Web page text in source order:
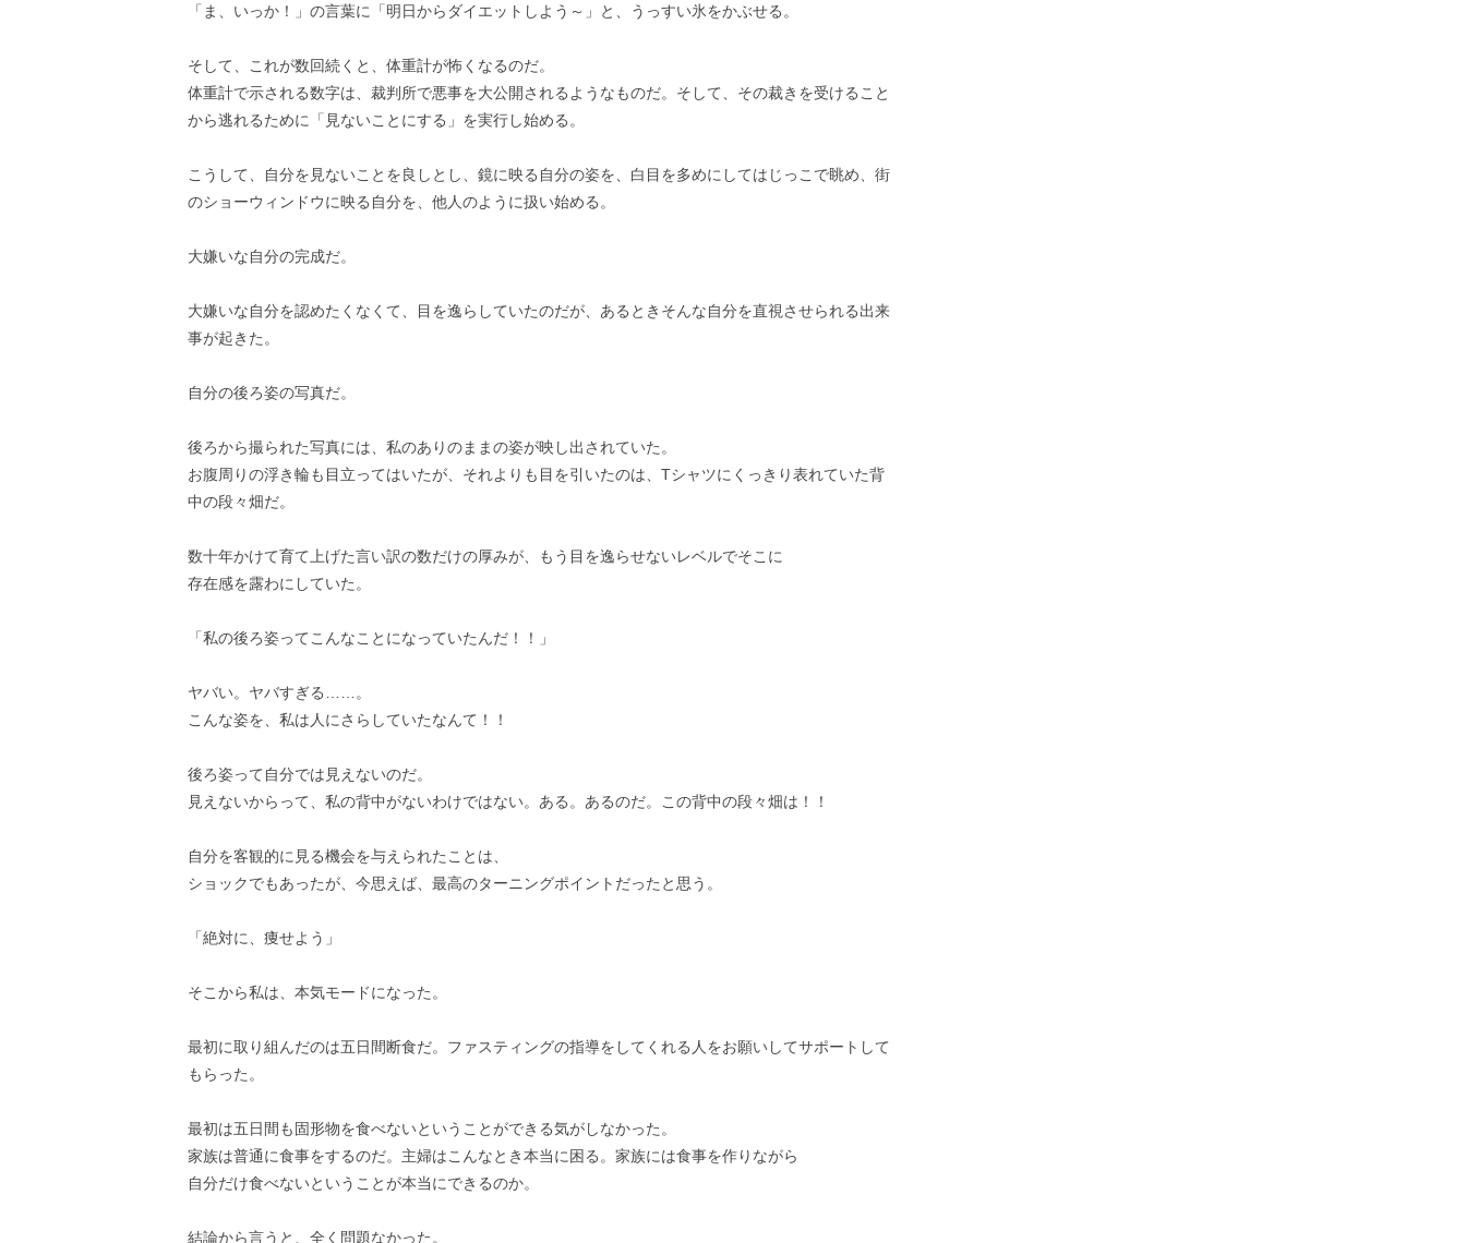
「ま、いっか！」の言葉に「明日からダイエットしよう～」と、うっすい氷をかぶせる。
そして、これが数回続くと、体重計が怖くなるのだ。
体重計で示される数字は、裁判所で悪事を大公開されるようなものだ。そして、その裁きを受けること
から逃れるために「見ないことにする」を実行し始める。
こうして、自分を見ないことを良しとし、鏡に映る自分の姿を、白目を多めにしてはじっこで眺め、街
のショーウィンドウに映る自分を、他人のように扱い始める。
大嫌いな自分の完成だ。
大嫌いな自分を認めたくなくて、目を逸らしていたのだが、あるときそんな自分を直視させられる出来
事が起きた。
自分の後ろ姿の写真だ。
後ろから撮られた写真には、私のありのままの姿が映し出されていた。
お腹周りの浮き輪も目立ってはいたが、それよりも目を引いたのは、Tシャツにくっきり表れていた背
中の段々畑だ。
数十年かけて育て上げた言い訳の数だけの厚みが、もう目を逸らせないレベルでそこに
存在感を露わにしていた。
「私の後ろ姿ってこんなことになっていたんだ！！」
ヤバい。ヤバすぎる……。
こんな姿を、私は人にさらしていたなんて！！
後ろ姿って自分では見えないのだ。
見えないからって、私の背中がないわけではない。ある。あるのだ。この背中の段々畑は！！
自分を客観的に見る機会を与えられたことは、
ショックでもあったが、今思えば、最高のターニングポイントだったと思う。
「絶対に、痩せよう」
そこから私は、本気モードになった。
最初に取り組んだのは五日間断食だ。ファスティングの指導をしてくれる人をお願いしてサポートして
もらった。
最初は五日間も固形物を食べないということができる気がしなかった。
家族は普通に食事をするのだ。主婦はこんなとき本当に困る。家族には食事を作りながら
自分だけ食べないということが本当にできるのか。
結論から言うと、全く問題なかった。